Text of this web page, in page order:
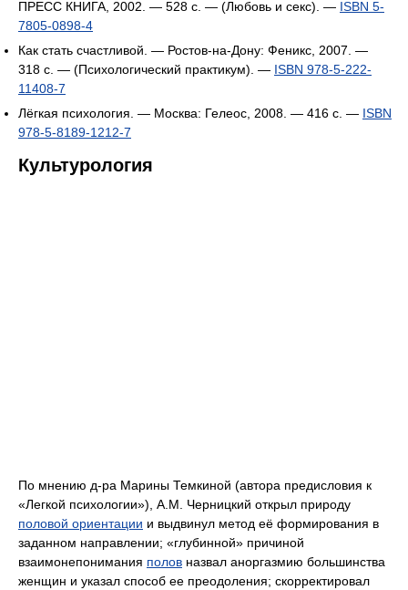
ПРЕСС КНИГА, 2002. — 528 с. — (Любовь и секс). — ISBN 5-
7805-0898-4
Как стать счастливой. — Ростов-на-Дону: Феникс, 2007. —
318 с. — (Психологический практикум). — ISBN 978-5-222-
11408-7
Лёгкая психология. — Москва: Гелеос, 2008. — 416 с. — ISBN
978-5-8189-1212-7
Культурология
По мнению д-ра Марины Темкиной (автора предисловия к
«Легкой психологии»), А.М. Черницкий открыл природу
половой ориентации и выдвинул метод её формирования в
заданном направлении; «глубинной» причиной
взаимонепонимания полов назвал аноргазмию большинства
женщин и указал способ ее преодоления; скорректировал